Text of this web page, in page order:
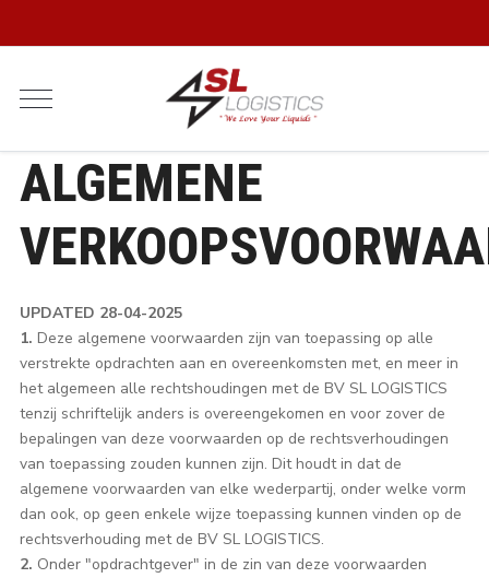
ALGEMENE
UPDATED 28-04-2025
1. Deze algemene voorwaarden zijn van toepassing op alle
verstrekte opdrachten aan en overeenkomsten met, en meer in
het algemeen alle rechtshoudingen met de BV SL LOGISTICS
tenzij schriftelijk anders is overeengekomen en voor zover de
bepalingen van deze voorwaarden op de rechtsverhoudingen
van toepassing zouden kunnen zijn. Dit houdt in dat de
algemene voorwaarden van elke wederpartij, onder welke vorm
dan ook, op geen enkele wijze toepassing kunnen vinden op de
rechtsverhouding met de BV SL LOGISTICS.
2. Onder "opdrachtgever" in de zin van deze voorwaarden